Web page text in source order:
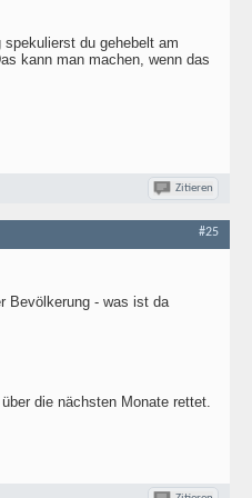
du gehebelt am
kann man machen, wenn das
Zitieren
#25
Bevölkerung - was ist da
die nächsten Monate rettet.